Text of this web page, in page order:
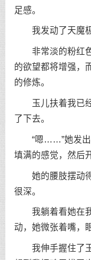
足感。
我发动了天魔极
非常淡的粉红色
的欲望都将增强，
的修炼。
玉儿扶着我已经
了下去。
“嗯……”她发出一
填满的感觉，然后
她的腰肢摆动得
很深。
我躺着看她在我
动，她微张着嘴，
我伸手握住了玉